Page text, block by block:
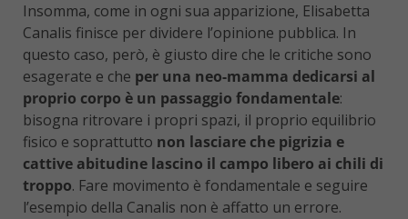
Insomma, come in ogni sua apparizione, Elisabetta
Canalis finisce per dividere l’opinione pubblica. In
questo caso, però, è giusto dire che le critiche sono
esagerate e che per una neo-mamma dedicarsi al
proprio corpo è un passaggio fondamentale:
bisogna ritrovare i propri spazi, il proprio equilibrio
fisico e soprattutto non lasciare che pigrizia e
cattive abitudine lascino il campo libero ai chili di
troppo. Fare movimento è fondamentale e seguire
l’esempio della Canalis non è affatto un errore.